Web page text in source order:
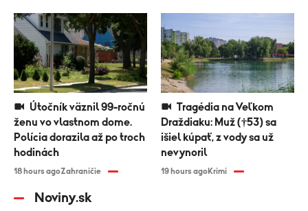
ženu vo vlastnom dome.
Polícia dorazila až po troch
hodinách
18 hours agoZahraničie
Draždiaku: Muž (†53) sa
išiel kúpať, z vody sa už
nevynoril
19 hours agoKrimi
Noviny.sk